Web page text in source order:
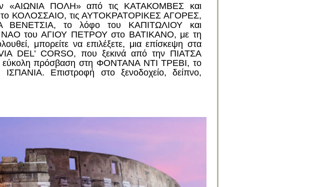
«ΑΙΩΝΙΑ ΠΟΛΗ» από τις ΚΑΤΑΚΟΜΒΕΣ και
ΚΟΛΟΣΣΑΙΟ, τις ΑΥΤΟΚΡΑΤΟΡΙΚΕΣ ΑΓΟΡΕΣ,
το λόφο του ΚΑΠΙΤΩΛΙΟΥ και
ΝΑΟ του ΑΓΙΟΥ ΠΕΤΡΟΥ στο ΒΑΤΙΚΑΝΟ, με τη
μπορείτε να επιλέξετε, μια επίσκεψη στα
DEL’ CORSO, που ξεκινά από την ΠΙΑΤΣΑ
πρόσβαση στη ΦΟΝΤΑΝΑ ΝΤΙ ΤΡΕΒΙ, το
Επιστροφή στο ξενοδοχείο, δείπνο,